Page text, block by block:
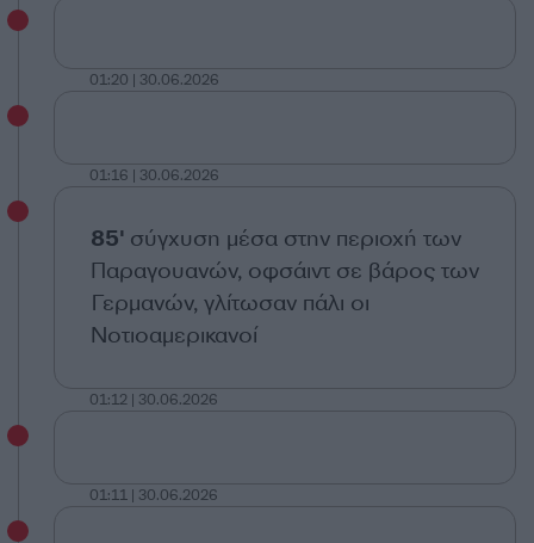
01:20 | 30.06.2026
01:16 | 30.06.2026
85' σύγχυση μέσα στην περιοχή των
Παραγουανών, οφσάιντ σε βάρος των
Γερμανών, γλίτωσαν πάλι οι
Νοτιοαμερικανοί
01:12 | 30.06.2026
01:11 | 30.06.2026